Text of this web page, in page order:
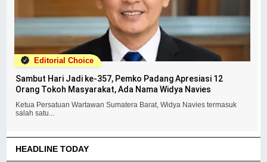
Editorial Choice
Sambut Hari Jadi ke-357, Pemko Padang Apresiasi 12
Orang Tokoh Masyarakat, Ada Nama Widya Navies
Ketua Persatuan Wartawan Sumatera Barat, Widya Navies termasuk
salah satu...
HEADLINE TODAY